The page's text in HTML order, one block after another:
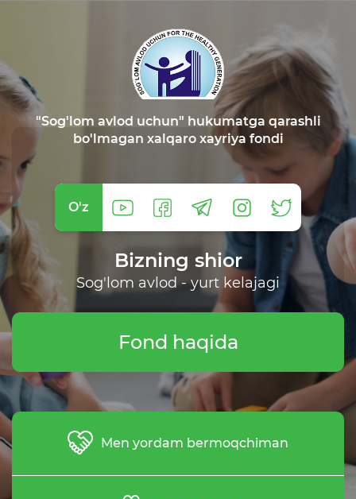
"Sog'lom avlod uchun" hukumatga qarashli
bo'lmagan xalqaro xayriya fondi
O'z
Bizning shior
Sog'lom avlod - yurt kelajagi
Fond haqida
Men yordam bermoqchiman